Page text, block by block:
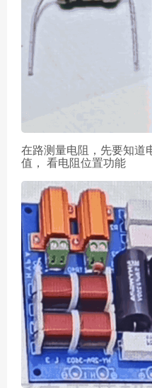
在路测量电阻，先要知道
值， 看电阻位置功能